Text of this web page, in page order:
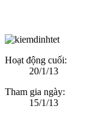
Hoạt động cuối:
20/1/13
Tham gia ngày:
15/1/13